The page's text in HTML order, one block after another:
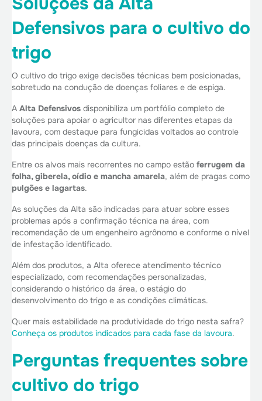
Defensivos para o cultivo do
trigo
O cultivo do trigo exige decisões técnicas bem posicionadas,
sobretudo na condução de doenças foliares e de espiga.
A Alta Defensivos disponibiliza um portfólio completo de
soluções para apoiar o agricultor nas diferentes etapas da
lavoura, com destaque para fungicidas voltados ao controle
das principais doenças da cultura.
Entre os alvos mais recorrentes no campo estão ferrugem da
folha, giberela, oídio e mancha amarela, além de pragas como
pulgões e lagartas.
As soluções da Alta são indicadas para atuar sobre esses
problemas após a confirmação técnica na área, com
recomendação de um engenheiro agrônomo e conforme o nível
de infestação identificado.
Além dos produtos, a Alta oferece atendimento técnico
especializado, com recomendações personalizadas,
considerando o histórico da área, o estágio do
desenvolvimento do trigo e as condições climáticas.
Quer mais estabilidade na produtividade do trigo nesta safra?
Conheça os produtos indicados para cada fase da lavoura.
Perguntas frequentes sobre
cultivo do trigo